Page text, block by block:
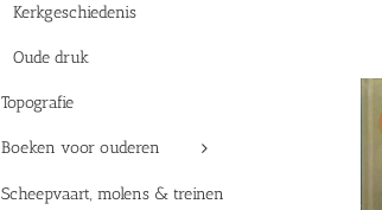
Kerkgeschiedenis
Oude druk
Topografie
Boeken voor ouderen
Scheepvaart, molens & treinen